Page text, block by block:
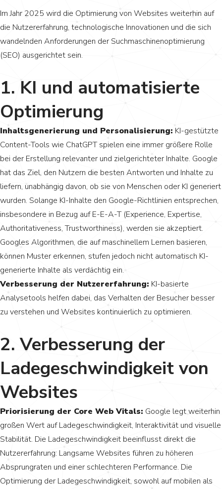
Im Jahr 2025 wird die Optimierung von Websites weiterhin auf
die Nutzererfahrung, technologische Innovationen und die sich
wandelnden Anforderungen der Suchmaschinenoptimierung
(SEO) ausgerichtet sein.
1. KI und automatisierte
Optimierung
Inhaltsgenerierung und Personalisierung: KI-gestützte
Content-Tools wie ChatGPT spielen eine immer größere Rolle
bei der Erstellung relevanter und zielgerichteter Inhalte. Google
hat das Ziel, den Nutzern die besten Antworten und Inhalte zu
liefern, unabhängig davon, ob sie von Menschen oder KI generiert
wurden. Solange KI-Inhalte den Google-Richtlinien entsprechen,
insbesondere in Bezug auf E-E-A-T (Experience, Expertise,
Authoritativeness, Trustworthiness), werden sie akzeptiert.
Googles Algorithmen, die auf maschinellem Lernen basieren,
können Muster erkennen, stufen jedoch nicht automatisch KI-
generierte Inhalte als verdächtig ein.
Verbesserung der Nutzererfahrung: KI-basierte
Analysetools helfen dabei, das Verhalten der Besucher besser
zu verstehen und Websites kontinuierlich zu optimieren.
2. Verbesserung der
Ladegeschwindigkeit von
Websites
Priorisierung der Core Web Vitals: Google legt weiterhin
großen Wert auf Ladegeschwindigkeit, Interaktivität und visuelle
Stabilität. Die Ladegeschwindigkeit beeinflusst direkt die
Nutzererfahrung: Langsame Websites führen zu höheren
Absprungraten und einer schlechteren Performance. Die
Optimierung der Ladegeschwindigkeit, sowohl auf mobilen als